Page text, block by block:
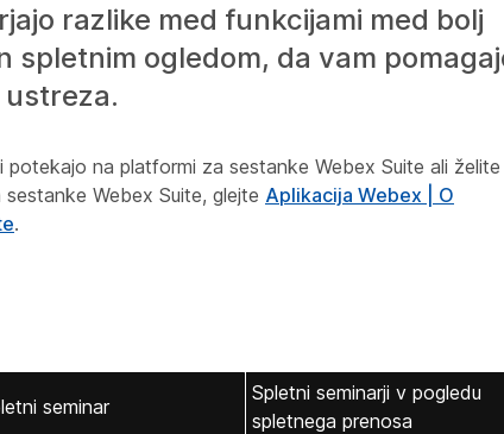
razlike med funkcijami med bolj
spletnim ogledom, da vam
potekajo na platformi za sestanke Webex Suite ali želite
Webex Suite, glejte Aplikacija Webex | O
.
seminar
Spletni seminarji v pogledu
spletnega prenosa